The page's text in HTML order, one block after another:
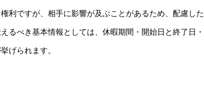
利ですが、相手に影響が及ぶことがあるため、配慮した
るべき基本情報としては、休暇期間・開始日と終了日・
げられます。